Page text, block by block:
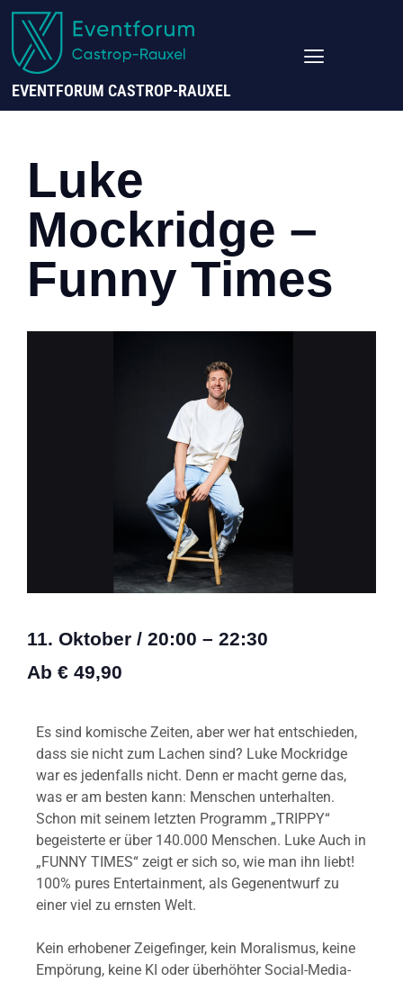
EVENTFORUM CASTROP-RAUXEL
Luke
Mockridge –
Funny Times
11. Oktober / 20:00 – 22:30
Ab € 49,90
Es sind komische Zeiten, aber wer hat entschieden,
dass sie nicht zum Lachen sind? Luke Mockridge
war es jedenfalls nicht. Denn er macht gerne das,
was er am besten kann: Menschen unterhalten.
Schon mit seinem letzten Programm „TRIPPY“
begeisterte er über 140.000 Menschen. Luke Auch in
„FUNNY TIMES“ zeigt er sich so, wie man ihn liebt!
100% pures Entertainment, als Gegenentwurf zu
einer viel zu ernsten Welt.
Kein erhobener Zeigefinger, kein Moralismus, keine
Empörung, keine KI oder überhöhter Social-Media-